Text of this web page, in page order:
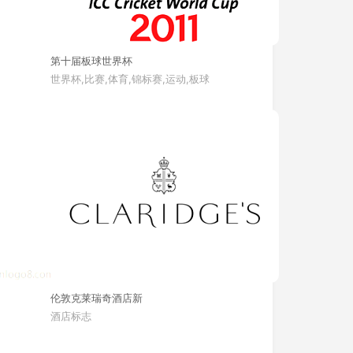
第十届板球世界杯
世界杯,比赛,体育,锦标赛,运动,板球
伦敦克莱瑞奇酒店新
酒店标志